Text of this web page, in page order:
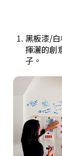
黑板漆/
揮灑的創
子。